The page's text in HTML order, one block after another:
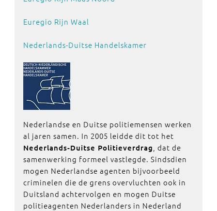
Euregio Rijn Waal
Nederlands-Duitse Handelskamer
Nederlandse en Duitse politiemensen werken
al jaren samen. In 2005 leidde dit tot het
Nederlands-Duitse Politieverdrag , dat de
samenwerking formeel vastlegde. Sindsdien
mogen Nederlandse agenten bijvoorbeeld
criminelen die de grens overvluchten ook in
Duitsland achtervolgen en mogen Duitse
politieagenten Nederlanders in Nederland